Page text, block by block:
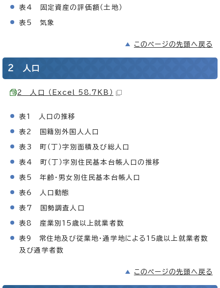
表4 固定資産の評価額（土地）
表5 気象
このページの先頭へ戻る
2 人口
2 人口 （Excel 58.7KB）
表1 人口の推移
表2 国籍別外国人人口
表3 町（丁）字別面積及び総人口
表4 町（丁）字別住民基本台帳人口の推移
表5 年齢・男女別住民基本台帳人口
表6 人口動態
表7 国勢調査人口
表8 産業別15歳以上就業者数
表9 常住地及び従業地・通学地による15歳以上就業者数
及び通学者数
このページの先頭へ戻る